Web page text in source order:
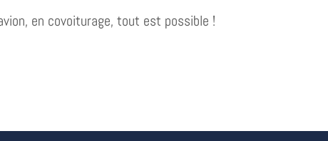
en covoiturage, tout est possible !